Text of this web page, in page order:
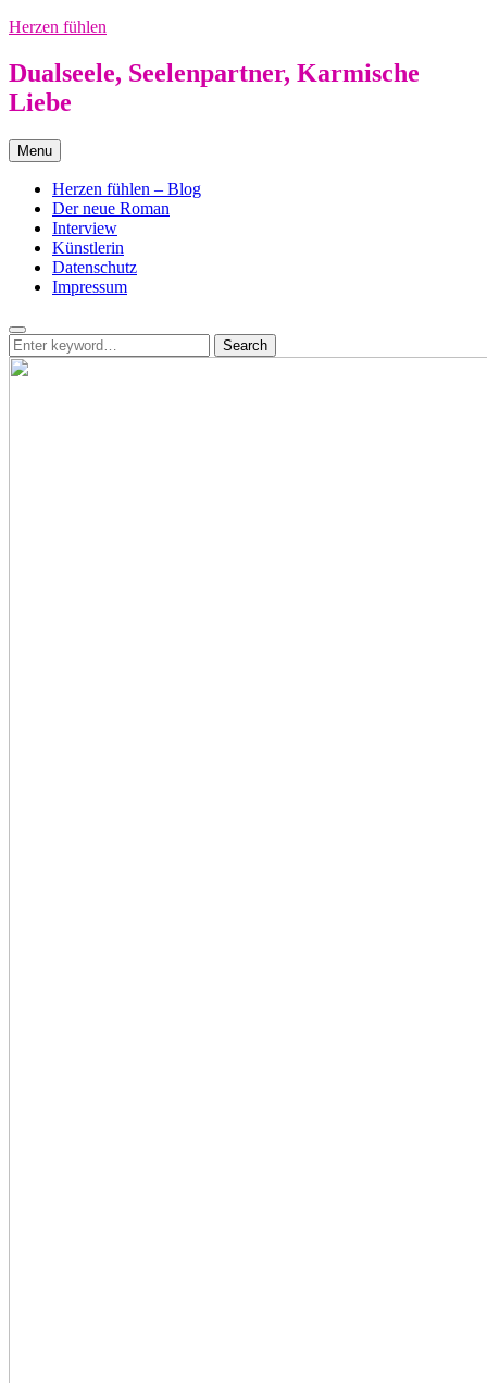
Skip
content
Herzen fühlen
Dualseele, Seelenpartner, Karmische
Liebe
Menu
Herzen fühlen – Blog
Der neue Roman
Interview
Künstlerin
Datenschutz
Impressum
Search
Search
for:
Search